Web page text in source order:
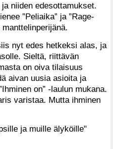
niiden edesottamukset.
”Peliaika” ja ”Rage-
nyt edes hetkeksi alas, ja
Sieltä, riittävän
on oiva tilaisuus
aivan uusia asioita ja
on” -laulun mukana.
varistaa. Mutta ihminen
ja muille älyköille"